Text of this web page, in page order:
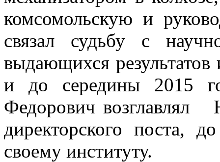
комсомольскую и
связал судьбу с
выдающихся
и до середины 2015
Федорович
директорского поста,
своему институту.